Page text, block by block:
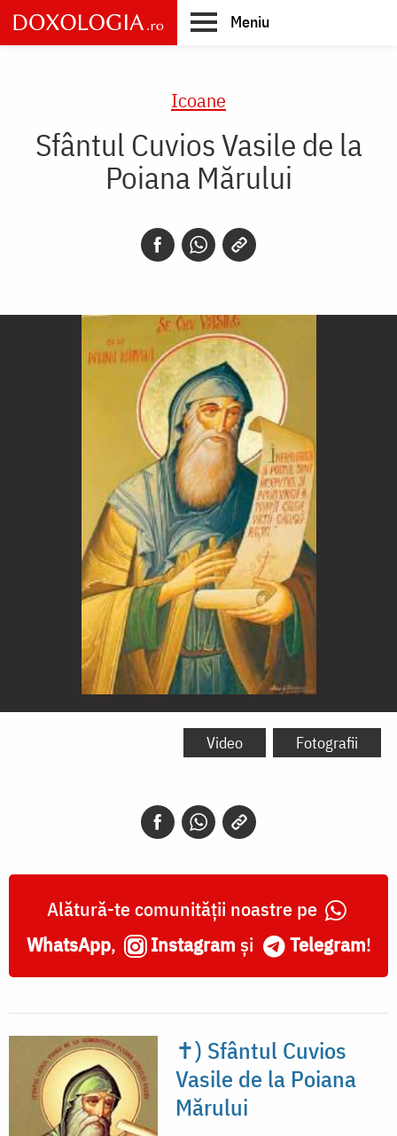
Skip
to
main
Meniu
Icoane
Sfântul Cuvios Vasile de la
Poiana Mărului
Sfântul
Mărului
Video Fotografii
Alătură-te comunității noastre pe
WhatsApp, Instagram și Telegram!
✝) Sfântul Cuvios
Vasile de la Poiana
Mărului